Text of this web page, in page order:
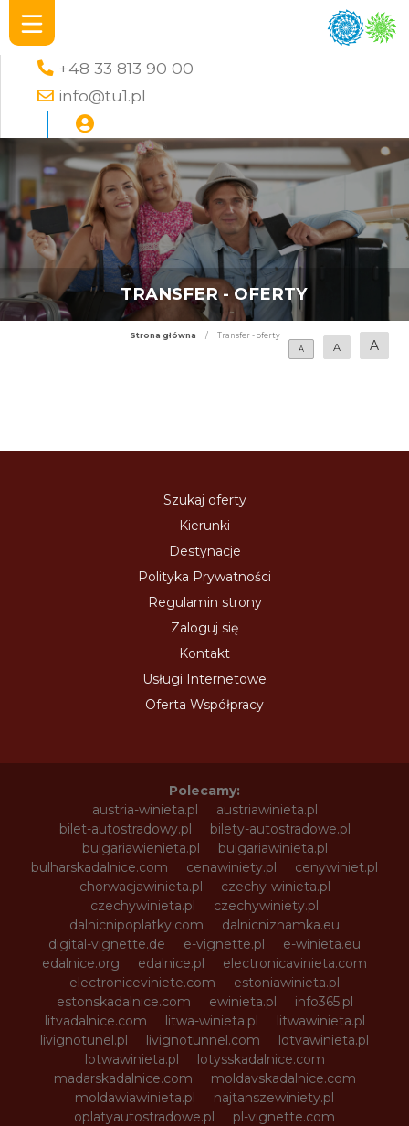
+48 33 813 90 00
info@tu1.pl
TRANSFER - OFERTY
Strona główna /
Transfer - oferty
A
A A
Szukaj oferty
Kierunki
Destynacje
Polityka Prywatności
Regulamin strony
Zaloguj się
Kontakt
Usługi Internetowe
Oferta Współpracy
Polecamy:
austria-winieta.pl
austriawinieta.pl
bilet-autostradowy.pl
bilety-autostradowe.pl
bulgariawienieta.pl
bulgariawinieta.pl
bulharskadalnice.com
cenawiniety.pl
cenywiniet.pl
chorwacjawinieta.pl
czechy-winieta.pl
czechywinieta.pl
czechywiniety.pl
dalnicnipoplatky.com
dalnicniznamka.eu
digital-vignette.de
e-vignette.pl
e-winieta.eu
edalnice.org
edalnice.pl
electronicavinieta.com
electroniceviniete.com
estoniawinieta.pl
estonskadalnice.com
ewinieta.pl
info365.pl
litvadalnice.com
litwa-winieta.pl
litwawinieta.pl
livignotunel.pl
livignotunnel.com
lotvawinieta.pl
lotwawinieta.pl
lotysskadalnice.com
madarskadalnice.com
moldavskadalnice.com
moldawiawinieta.pl
najtanszewiniety.pl
oplatyautostradowe.pl
pl-vignette.com